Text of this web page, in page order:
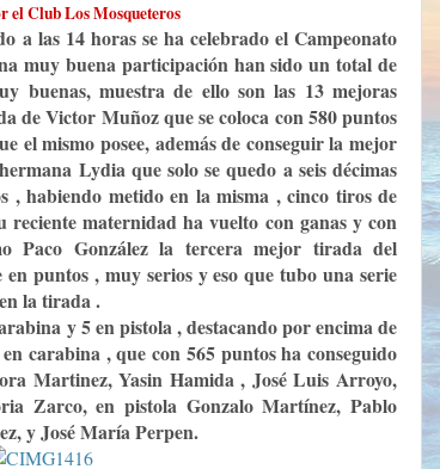
el Club Los Mosqueteros
a las 14 horas se ha celebrado el Campeonato
muy buena participación han sido un total de
buenas, muestra de ello son las 13 mejoras
de Victor Muñoz que se coloca con 580 puntos
el mismo posee, además de conseguir la mejor
Lydia que solo se quedo a seis décimas
habiendo metido en la misma , cinco tiros de
reciente maternidad ha vuelto con ganas y con
Paco González la tercera mejor tirada del
puntos , muy serios y eso que tubo una serie
la tirada .
y 5 en pistola , destacando por encima de
carabina , que con 565 puntos ha conseguido
Martinez, Yasin Hamida , José Luis Arroyo,
Zarco, en pistola Gonzalo Martínez, Pablo
y José María Perpen.